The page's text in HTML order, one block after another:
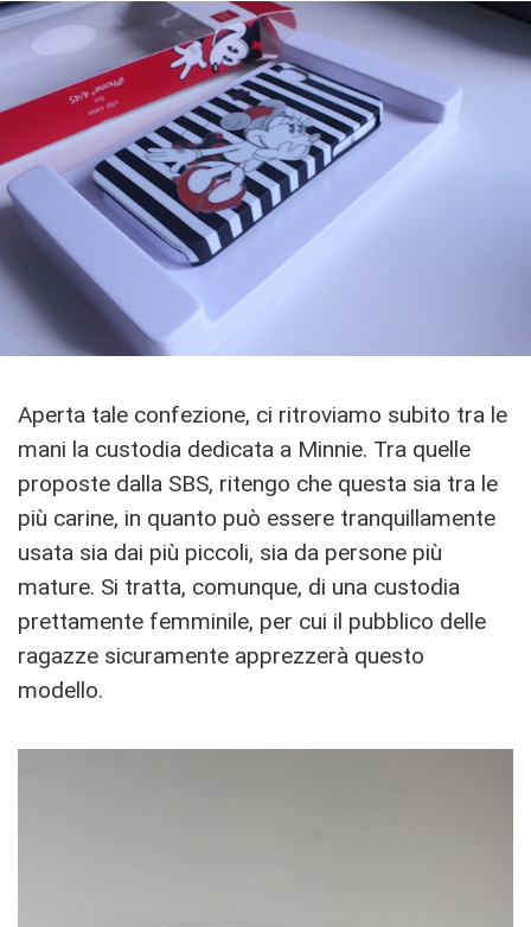
Aperta tale confezione, ci ritroviamo subito tra le
mani la custodia dedicata a Minnie. Tra quelle
proposte dalla SBS, ritengo che questa sia tra le
più carine, in quanto può essere tranquillamente
usata sia dai più piccoli, sia da persone più
mature. Si tratta, comunque, di una custodia
prettamente femminile, per cui il pubblico delle
ragazze sicuramente apprezzerà questo
modello.